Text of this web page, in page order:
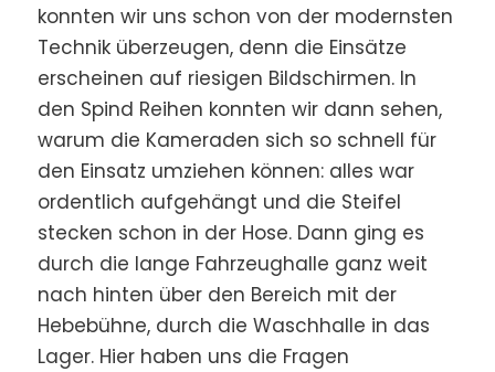
konnten wir uns schon von der modernsten
Technik überzeugen, denn die Einsätze
erscheinen auf riesigen Bildschirmen. In
den Spind Reihen konnten wir dann sehen,
warum die Kameraden sich so schnell für
den Einsatz umziehen können: alles war
ordentlich aufgehängt und die Steifel
stecken schon in der Hose. Dann ging es
durch die lange Fahrzeughalle ganz weit
nach hinten über den Bereich mit der
Hebebühne, durch die Waschhalle in das
Lager. Hier haben uns die Fragen